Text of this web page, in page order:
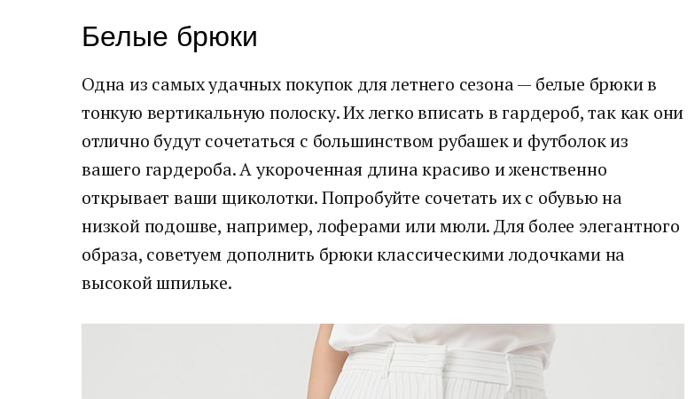
Белые брюки
Одна из самых удачных покупок для летнего сезона — белые брюки в
тонкую вертикальную полоску. Их легко вписать в гардероб, так как они
отлично будут сочетаться с большинством рубашек и футболок из
вашего гардероба. А укороченная длина красиво и женственно
открывает ваши щиколотки. Попробуйте сочетать их с обувью на
низкой подошве, например, лоферами или мюли. Для более элегантного
образа, советуем дополнить брюки классическими лодочками на
высокой шпильке.